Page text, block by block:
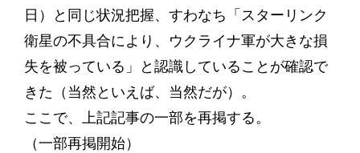
日）と同じ状況把握、すわなち「スターリンク
衛星の不具合により、ウクライナ軍が大きな損
失を被っている」と認識していることが確認で
きた（当然といえば、当然だが）。
ここで、上記記事の一部を再掲する。
（一部再掲開始）